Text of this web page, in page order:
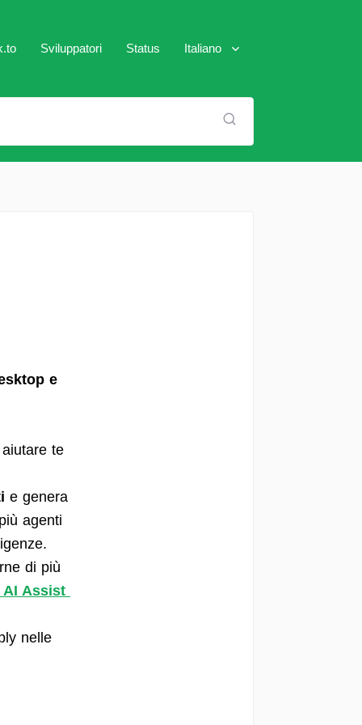
Sviluppatori Status Italiano
العَرَبِية
Español
e
te
e genera
agenti
di più
Assist
nelle